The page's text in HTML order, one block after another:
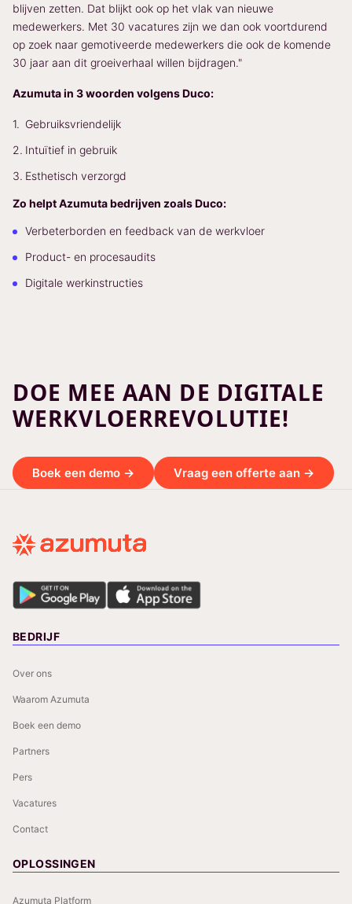
blijven zetten. Dat blijkt ook op het vlak van nieuwe
medewerkers. Met 30 vacatures zijn we dan ook voortdurend
op zoek naar gemotiveerde medewerkers die ook de komende
30 jaar aan dit groeiverhaal willen bijdragen."
Azumuta in 3 woorden volgens Duco:
Gebruiksvriendelijk
Intuïtief in gebruik
Esthetisch verzorgd
Zo helpt Azumuta bedrijven zoals Duco:
Verbeterborden en feedback van de werkvloer
Product- en procesaudits
Digitale werkinstructies
DOE MEE AAN DE DIGITALE
WERKVLOERREVOLUTIE!
Boek een demo → Vraag een offerte aan →
BEDRIJF
Over ons
Waarom Azumuta
Boek een demo
Partners
Pers
Vacatures
Contact
OPLOSSINGEN
Azumuta Platform